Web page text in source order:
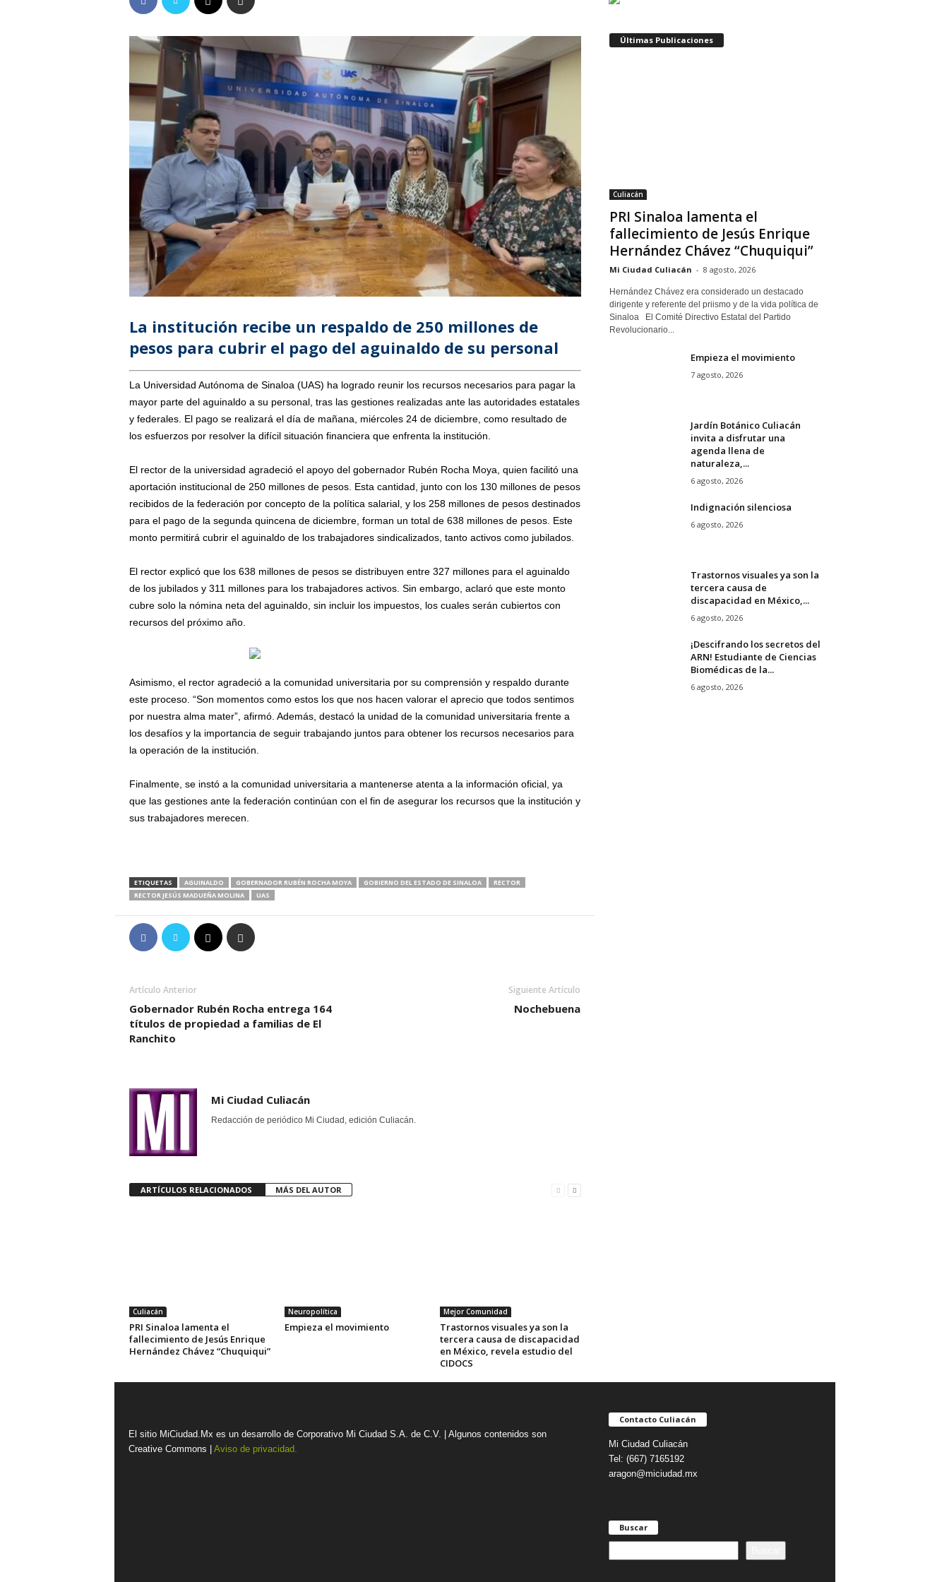
La institución recibe un respaldo de 250 millones de
pesos para cubrir el pago del aguinaldo de su personal
La Universidad Autónoma de Sinaloa (UAS) ha logrado reunir los recursos necesarios para pagar la
mayor parte del aguinaldo a su personal, tras las gestiones realizadas ante las autoridades estatales
y federales. El pago se realizará el día de mañana, miércoles 24 de diciembre, como resultado de
los esfuerzos por resolver la difícil situación financiera que enfrenta la institución.
El rector de la universidad agradeció el apoyo del gobernador Rubén Rocha Moya, quien facilitó una
aportación institucional de 250 millones de pesos. Esta cantidad, junto con los 130 millones de pesos
recibidos de la federación por concepto de la política salarial, y los 258 millones de pesos destinados
para el pago de la segunda quincena de diciembre, forman un total de 638 millones de pesos. Este
monto permitirá cubrir el aguinaldo de los trabajadores sindicalizados, tanto activos como jubilados.
El rector explicó que los 638 millones de pesos se distribuyen entre 327 millones para el aguinaldo
de los jubilados y 311 millones para los trabajadores activos. Sin embargo, aclaró que este monto
cubre solo la nómina neta del aguinaldo, sin incluir los impuestos, los cuales serán cubiertos con
recursos del próximo año.
Asimismo, el rector agradeció a la comunidad universitaria por su comprensión y respaldo durante
este proceso. “Son momentos como estos los que nos hacen valorar el aprecio que todos sentimos
por nuestra alma mater”, afirmó. Además, destacó la unidad de la comunidad universitaria frente a
los desafíos y la importancia de seguir trabajando juntos para obtener los recursos necesarios para
la operación de la institución.
Finalmente, se instó a la comunidad universitaria a mantenerse atenta a la información oficial, ya
que las gestiones ante la federación continúan con el fin de asegurar los recursos que la institución y
sus trabajadores merecen.
ETIQUETAS AGUINALDO GOBERNADOR RUBÉN ROCHA MOYA GOBIERNO DEL ESTADO DE SINALOA
RECTOR
RECTOR JESÚS MADUEÑA MOLINA
UAS
Artículo Anterior
Gobernador Rubén Rocha entrega 164
títulos de propiedad a familias de El
Ranchito
Siguiente Artículo
Nochebuena
Mi Ciudad Culiacán
Redacción de periódico Mi Ciudad, edición Culiacán.
ARTÍCULOS RELACIONADOS MÁS DEL AUTOR
Culiacán
PRI Sinaloa lamenta el
fallecimiento de Jesús Enrique
Hernández Chávez “Chuquiqui”
Neuropolítica
Empieza el movimiento
Mejor Comunidad
Trastornos visuales ya son la
tercera causa de discapacidad
en México, revela estudio del
CIDOCS
Últimas Publicaciones
Culiacán
PRI Sinaloa lamenta el
fallecimiento de Jesús Enrique
Hernández Chávez “Chuquiqui”
Mi Ciudad Culiacán - 8 agosto, 2026
Hernández Chávez era considerado un destacado
dirigente y referente del priismo y de la vida política de
Sinaloa El Comité Directivo Estatal del Partido
Revolucionario...
Empieza el movimiento
7 agosto, 2026
Jardín Botánico Culiacán
invita a disfrutar una
agenda llena de
naturaleza,...
6 agosto, 2026
Indignación silenciosa
6 agosto, 2026
Trastornos visuales ya son la
tercera causa de
discapacidad en México,...
6 agosto, 2026
¡Descifrando los secretos del
ARN! Estudiante de Ciencias
Biomédicas de la...
6 agosto, 2026
El sitio MiCiudad.Mx es un desarrollo de Corporativo Mi Ciudad S.A. de C.V. | Algunos contenidos son
Creative Commons | Aviso de privacidad.
Contacto Culiacán
Mi Ciudad Culiacán
Tel: (667) 7165192
aragon@miciudad.mx
Buscar
u